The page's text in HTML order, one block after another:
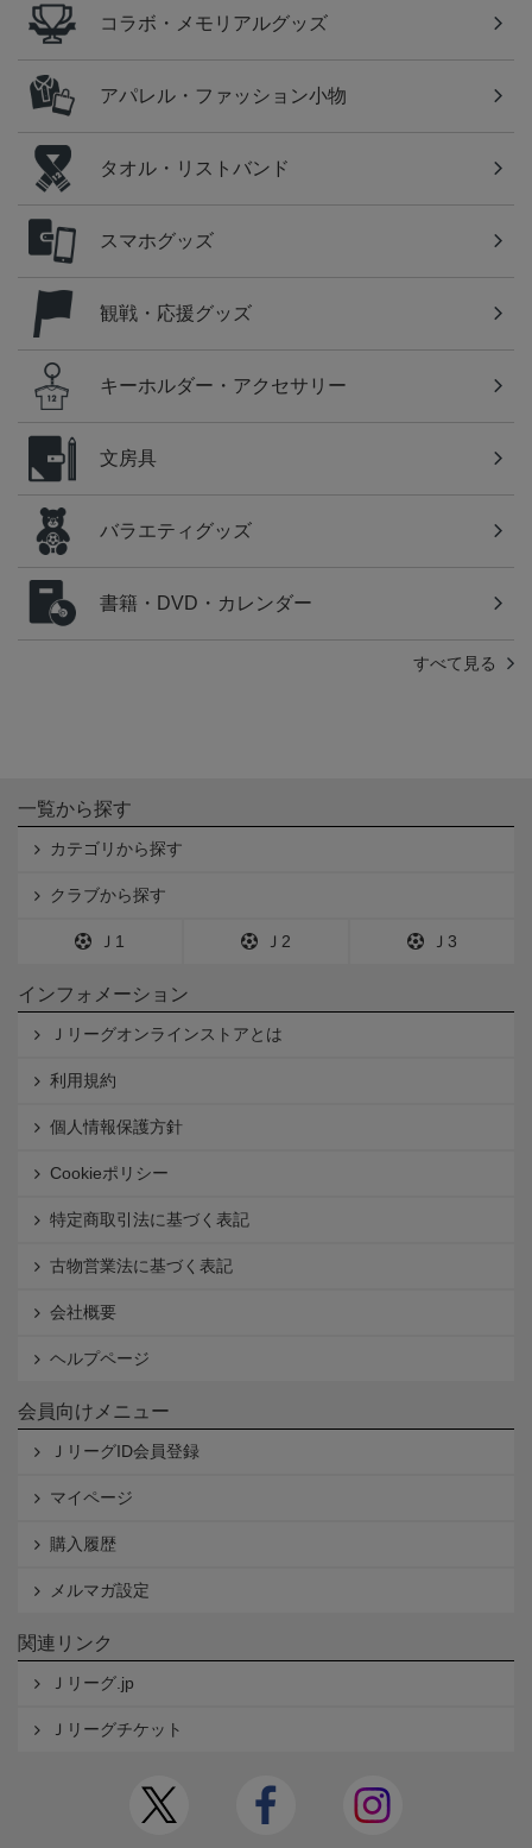
コラボ・メモリアルグッズ
アパレル・ファッション小物
タオル・リストバンド
スマホグッズ
観戦・応援グッズ
キーホルダー・アクセサリー
文房具
バラエティグッズ
書籍・DVD・カレンダー
すべて見る
一覧から探す
カテゴリから探す
クラブから探す
Ｊ1 Ｊ2 Ｊ3
インフォメーション
Ｊリーグオンラインストアとは
利用規約
個人情報保護方針
Cookieポリシー
特定商取引法に基づく表記
古物営業法に基づく表記
会社概要
ヘルプページ
会員向けメニュー
ＪリーグID会員登録
マイページ
購入履歴
メルマガ設定
関連リンク
Ｊリーグ.jp
Ｊリーグチケット